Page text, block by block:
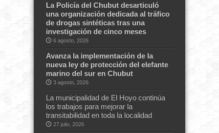
La Policía del Chubut desarticuló
una organización dedicada al tráfico
de drogas sintéticas tras una
investigación de cinco meses
6 agosto, 2026
Avanza la implementación de la
nueva ley de protección del elefante
marino del sur en Chubut
3 agosto, 2026
La municipalidad de El Hoyo continúa
los trabajos para mejorar la
transitabilidad en toda la localidad
27 julio, 2026